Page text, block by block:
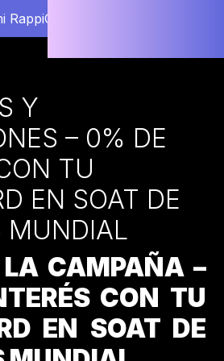
RappiCard
Y
– 0% DE
TU
EN SOAT DE
MUNDIAL
CAMPAÑA –
CON TU
EN SOAT DE